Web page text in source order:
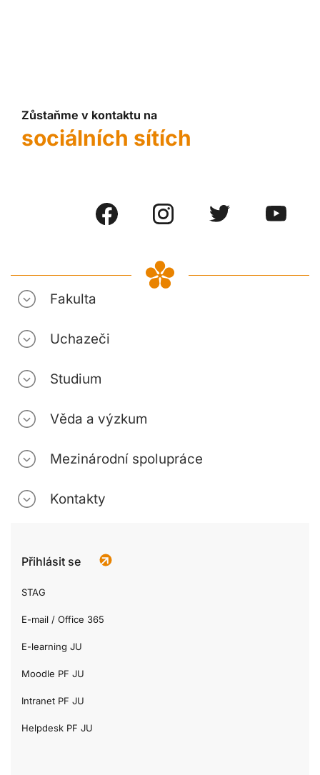
Zůstaňme v kontaktu na
sociálních sítích
Fakulta
Uchazeči
Studium
Věda a výzkum
Mezinárodní spolupráce
Kontakty
Přihlásit se
STAG
E-mail / Office 365
E-learning JU
Moodle PF JU
Intranet PF JU
Helpdesk PF JU